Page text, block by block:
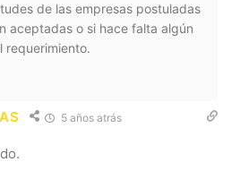
de las empresas postuladas
aceptadas o si hace falta algún
requerimiento.
5 años atrás